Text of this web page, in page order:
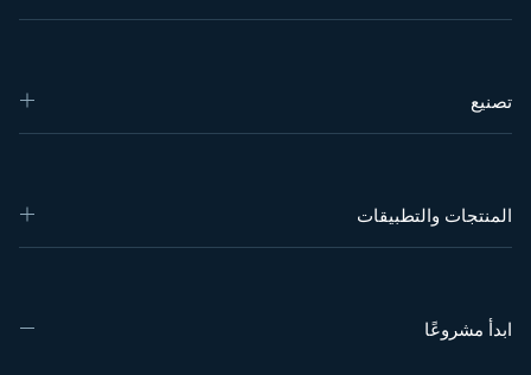
تصنيع
المنتجات والتطبيقات
ابدأ مشروعًا